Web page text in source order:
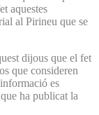
aquestes
al Pirineu que se
dijous que el fet
que consideren
es
ha publicat la